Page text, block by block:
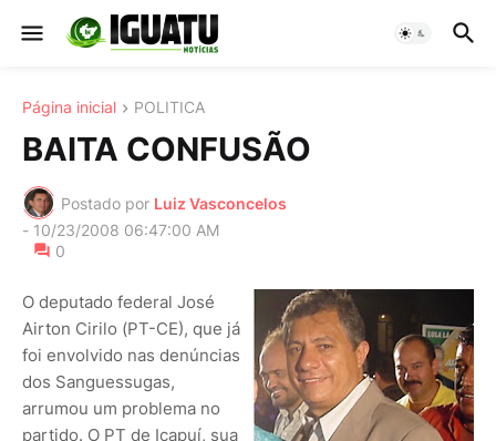
Página inicial POLITICA
BAITA CONFUSÃO
Postado por Luiz Vasconcelos
- 10/23/2008 06:47:00 AM
0
O deputado federal José
Airton Cirilo (PT-CE), que já
foi envolvido nas denúncias
dos Sanguessugas,
arrumou um problema no
partido. O PT de Icapuí, sua